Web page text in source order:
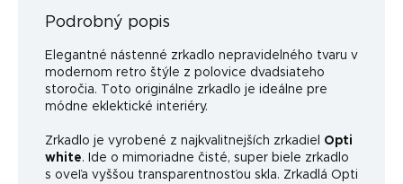
Podrobný popis
Elegantné nástenné zrkadlo nepravidelného tvaru v
modernom retro štýle z polovice dvadsiateho
storočia. Toto originálne zrkadlo je ideálne pre
módne eklektické interiéry.
Zrkadlo je vyrobené z najkvalitnejších zrkadiel Opti
white. Ide o mimoriadne čisté, super biele zrkadlo
s oveľa vyššou transparentnosťou skla. Zrkadlá Opti